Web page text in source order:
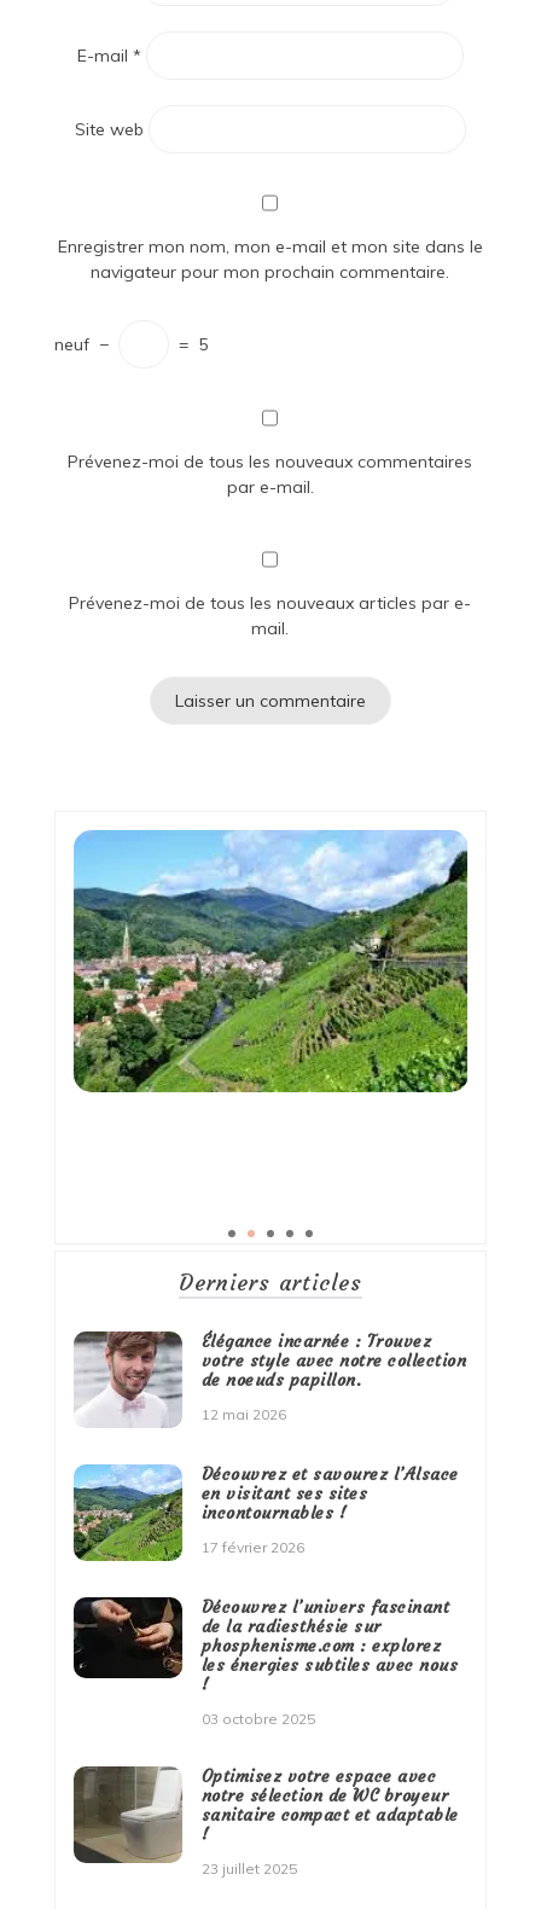
E-mail *
Site web
Enregistrer mon nom, mon e-mail et mon site dans le
navigateur pour mon prochain commentaire.
neuf − = 5
Prévenez-moi de tous les nouveaux commentaires
par e-mail.
Prévenez-moi de tous les nouveaux articles par e-
mail.
Derniers articles
Élégance incarnée : Trouvez
votre style avec notre collection
de noeuds papillon.
12 mai 2026
Découvrez et savourez l’Alsace
en visitant ses sites
incontournables !
17 février 2026
Découvrez l’univers fascinant
de la radiesthésie sur
phosphenisme.com : explorez
les énergies subtiles avec nous
!
03 octobre 2025
Optimisez votre espace avec
notre sélection de WC broyeur
sanitaire compact et adaptable
!
23 juillet 2025